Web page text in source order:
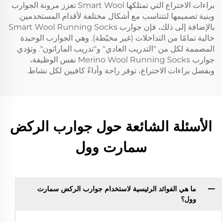
براءات الاختراع التي تمتلكها Smart Wool تعزز مرونة الجوارب
وبنية تصميمها لتتناسب مع أشكال مختلفة لأقدام المستخدمين.
بالإضافة إلى ذلك، فإن جوارب Smart Wool Running Socks
خالية تمامًا من التداخلات (غير مخيّطة). وهي الجوارب الوحيدة
المصممة لكل من "التدريب العادي" و"تدريب الماراثون". وتؤدي
جوارب Merino Wool Running Socks نفس الوظيفة،
وبفضل براءات الاختراع، توفر راحة وأداءً كافيين لكل نشاط.
الأسئلة الشائعة حول جوارب الركض
سمارت وول
ما هي الفوائد الرئيسية لاستخدام جوارب الركض سمارت
وول؟